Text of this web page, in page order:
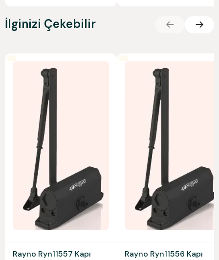
İlginizi Çekebilir
...
Rayno Ryn11557 Kapı
Rayno Ryn11556 Kapı